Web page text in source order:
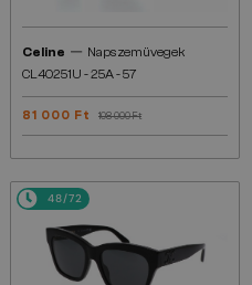
Celine — Napszemüvegek
CL40251U - 25A - 57
81 000 Ft 108 000 Ft
48/72